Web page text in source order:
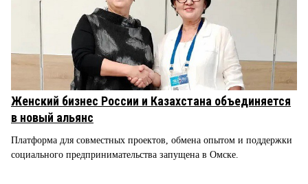
Женский бизнес России и Казахстана объединяется
в новый альянс
Платформа для совместных проектов, обмена опытом и поддержки
социального предпринимательства запущена в Омске.